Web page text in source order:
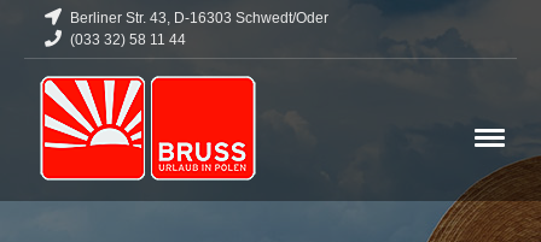
Berliner Str. 43, D-16303 Schwedt/Oder
(033 32) 58 11 44